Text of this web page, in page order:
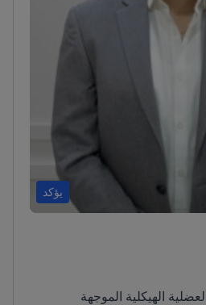
يؤكد
الهيكلية الموجهة